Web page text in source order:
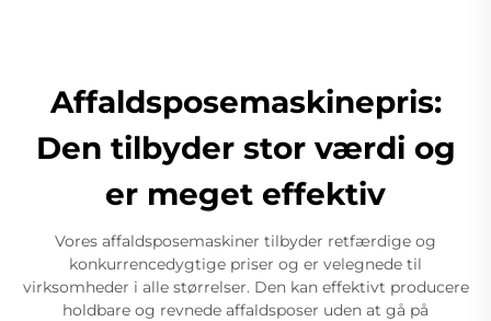
Affaldsposemaskinepris:
Den tilbyder stor værdi og
er meget effektiv
Vores affaldsposemaskiner tilbyder retfærdige og
konkurrencedygtige priser og er velegnede til
virksomheder i alle størrelser. Den kan effektivt producere
holdbare og revnede affaldsposer uden at gå på